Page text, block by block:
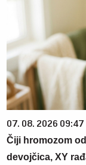
07. 08. 2026 09:47
Čiji hromozom
devojčica, XY